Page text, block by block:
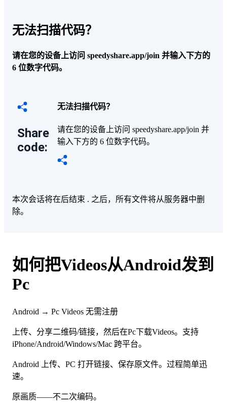
无法扫描代码？
请在您的设备上访问 speedyshare.app/join 并输入下方的
6 位数字代码。
Share
code:
无法扫描代码？
请在您的设备上访问 speedyshare.app/join 并
输入下方的 6 位数字代码。
本次会话将在后结束 . 之后，所有文件将从服务器中删
除。
如何把Videos从Android发到
Pc
Android → Pc Videos 无需注册
上传、分享二维码/链接，然后在Pc下载Videos。支持
iPhone/Android/Windows/Mac 跨平台。
Android 上传、PC 打开链接、保存原文件。过程简单迅
速。
原画质——不二次编码。